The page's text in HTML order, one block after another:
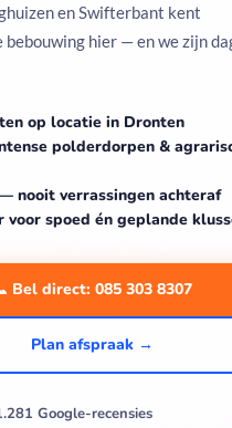
en Swifterbant kent
hier — en we zijn
op locatie in Dronten
polderdorpen &
nooit verrassingen achteraf
voor spoed én geplande
Bel direct: 085 303 8307
Plan afspraak →
Google-recensies